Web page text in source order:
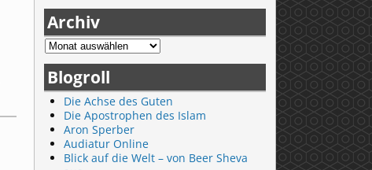
Archiv
Blogroll
Die Achse des Guten
Die Apostrophen des Islam
Aron Sperber
Audiatur Online
Blick auf die Welt – von Beer Sheva